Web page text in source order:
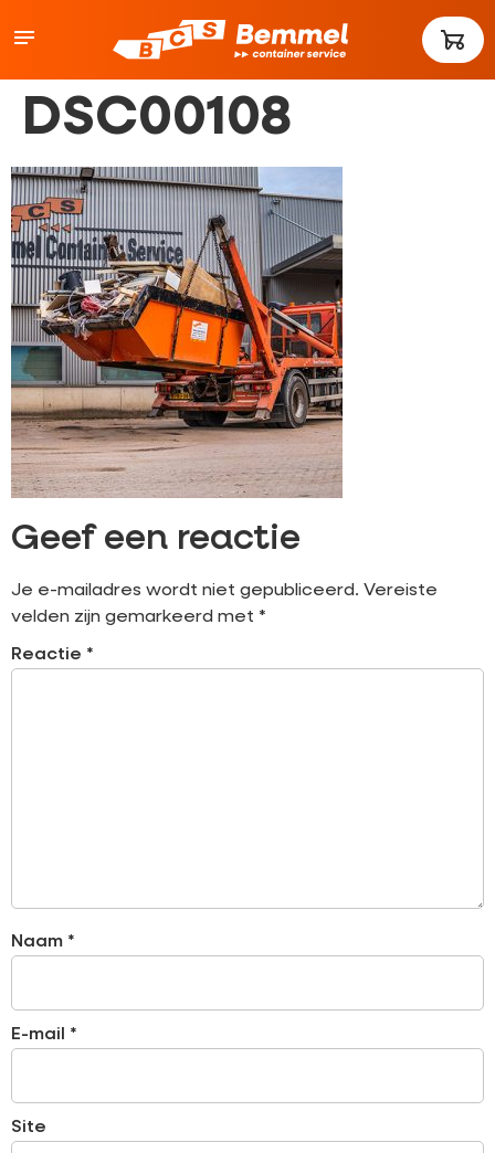
DSC00108
Geef een reactie
Je e-mailadres wordt niet gepubliceerd. Vereiste
velden zijn gemarkeerd met *
Reactie *
Naam *
E-mail *
Site